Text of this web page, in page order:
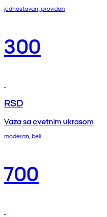
jednostavan, providan
300
RSD
Vaza sa cvetnim ukrasom
moderan, beli
700